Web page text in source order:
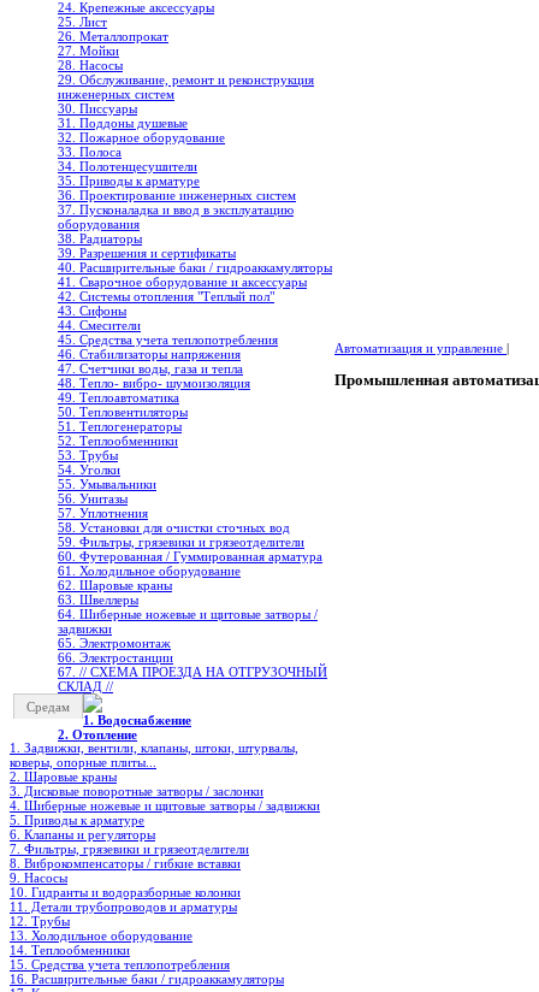
24. Крепежные аксессуары
25. Лист
26. Металлопрокат
27. Мойки
28. Насосы
29. Обслуживание, ремонт и реконструкция
инженерных систем
30. Писсуары
31. Поддоны душевые
32. Пожарное оборудование
33. Полоса
34. Полотенцесушители
35. Приводы к арматуре
36. Проектирование инженерных систем
37. Пусконаладка и ввод в эксплуатацию
оборудования
38. Радиаторы
39. Разрешения и сертификаты
40. Расширительные баки / гидроаккамуляторы
41. Сварочное оборудование и аксессуары
42. Системы отопления "Теплый пол"
43. Сифоны
44. Смесители
45. Средства учета теплопотребления
46. Стабилизаторы напряжения
47. Счетчики воды, газа и тепла
48. Тепло- вибро- шумоизоляция
49. Теплоавтоматика
50. Тепловентиляторы
51. Теплогенераторы
52. Теплообменники
53. Трубы
54. Уголки
55. Умывальники
56. Унитазы
57. Уплотнения
58. Установки для очистки сточных вод
59. Фильтры, грязевики и грязеотделители
60. Футерованная / Гуммированная арматура
61. Холодильное oборудование
62. Шаровые краны
63. Швеллеры
64. Шиберные ножевые и щитовые затворы /
задвижки
65. Электромонтаж
66. Электростанции
67. // СХЕМА ПРОЕЗДА НА ОТГРУЗОЧНЫЙ
СКЛАД //
Средам
1. Водоснабжение
2. Отопление
1. Задвижки, вентили, клапаны, штоки, штурвалы,
коверы, опорные плиты...
2. Шаровые краны
3. Дисковые поворотные затворы / заслонки
4. Шиберные ножевые и щитовые затворы / задвижки
5. Приводы к арматуре
6. Клапаны и регуляторы
7. Фильтры, грязевики и грязеотделители
8. Виброкомпенсаторы / гибкие вставки
9. Насосы
10. Гидранты и водоразборные колонки
11. Детали трубопроводов и арматуры
12. Трубы
13. Холодильное oборудование
14. Теплообменники
15. Средства учета теплопотребления
16. Расширительные баки / гидроаккамуляторы
Автоматизация и управление
Промышленная